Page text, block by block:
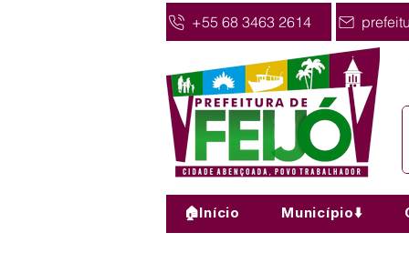
+55 68 3463 2614
🏠Início Município⬇️